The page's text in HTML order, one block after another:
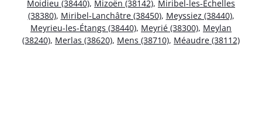
Moidieu (38440), Mizoën (38142), Miribel-les-Échelles
(38380), Miribel-Lanchâtre (38450), Meyssiez (38440),
Meyrieu-les-Étangs (38440), Meyrié (38300), Meylan
(38240), Merlas (38620), Mens (38710), Méaudre (38112)